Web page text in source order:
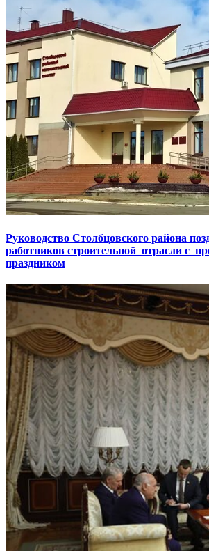
Руководство Столбцовского района
работников строительной отрасли с
праздником